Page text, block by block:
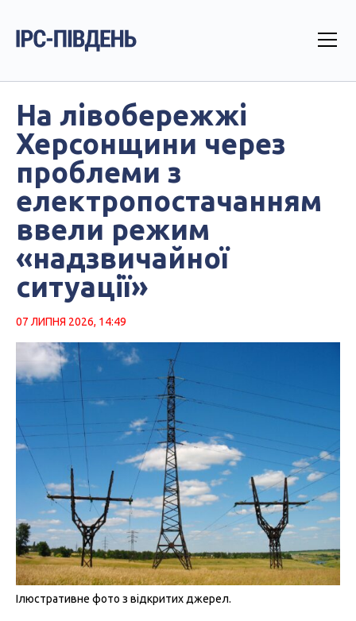
На лівобережжі
Херсонщини через
проблеми з
електропостачанням
ввели режим
«надзвичайної
ситуації»
07 ЛИПНЯ 2026, 14:49
Ілюстративне фото з відкритих джерел.